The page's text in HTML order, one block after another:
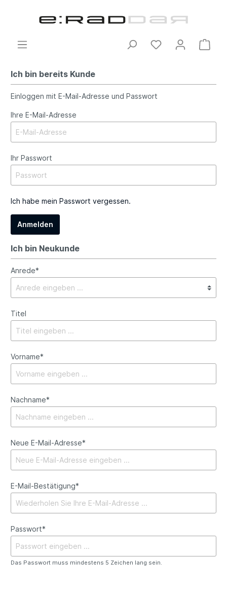
Ich bin bereits Kunde
Einloggen mit E-Mail-Adresse und Passwort
Ihre E-Mail-Adresse
Ihr Passwort
Ich habe mein Passwort vergessen.
Anmelden
Ich bin Neukunde
Anrede*
Titel
Vorname*
Nachname*
Neue E-Mail-Adresse*
E-Mail-Bestätigung*
Passwort*
Das Passwort muss mindestens 5 Zeichen lang sein.